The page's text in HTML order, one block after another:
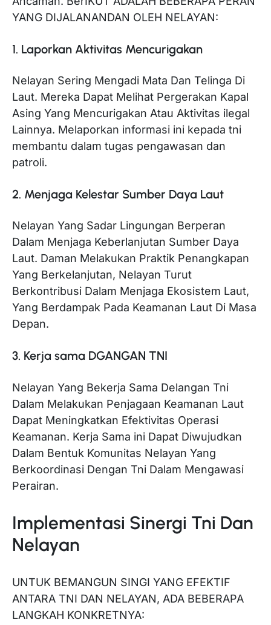
YANG DIJALANANDAN OLEH NELAYAN:
1. Laporkan Aktivitas Mencurigakan
Nelayan Sering Mengadi Mata Dan Telinga Di
Laut. Mereka Dapat Melihat Pergerakan Kapal
Asing Yang Mencurigakan Atau Aktivitas ilegal
Lainnya. Melaporkan informasi ini kepada tni
membantu dalam tugas pengawasan dan
patroli.
2. Menjaga Kelestar Sumber Daya Laut
Nelayan Yang Sadar Lingungan Berperan
Dalam Menjaga Keberlanjutan Sumber Daya
Laut. Daman Melakukan Praktik Penangkapan
Yang Berkelanjutan, Nelayan Turut
Berkontribusi Dalam Menjaga Ekosistem Laut,
Yang Berdampak Pada Keamanan Laut Di Masa
Depan.
3. Kerja sama DGANGAN TNI
Nelayan Yang Bekerja Sama Delangan Tni
Dalam Melakukan Penjagaan Keamanan Laut
Dapat Meningkatkan Efektivitas Operasi
Keamanan. Kerja Sama ini Dapat Diwujudkan
Dalam Bentuk Komunitas Nelayan Yang
Berkoordinasi Dengan Tni Dalam Mengawasi
Perairan.
Implementasi Sinergi Tni Dan
Nelayan
UNTUK BEMANGUN SINGI YANG EFEKTIF
ANTARA TNI DAN NELAYAN, ADA BEBERAPA
LANGKAH KONKRETNYA: